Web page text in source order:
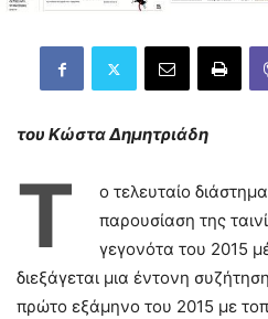
του Κώστα Δημητριάδη
Τ
ο τελευταίο
παρουσίαση της
γεγονότα του 2015
διεξάγεται μια έντονη
πρώτο εξάμηνο του 2015 με